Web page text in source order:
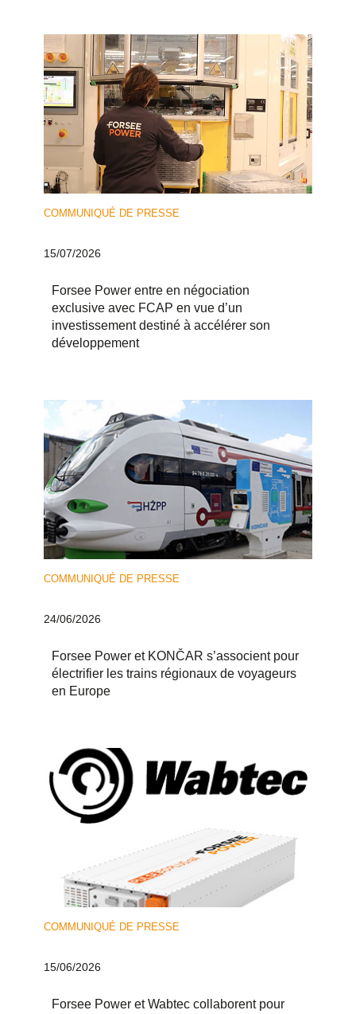
COMMUNIQUÉ DE PRESSE
15/07/2026
Forsee Power entre en négociation
exclusive avec FCAP en vue d’un
investissement destiné à accélérer son
développement
COMMUNIQUÉ DE PRESSE
24/06/2026
Forsee Power et KONČAR s’associent pour
électrifier les trains régionaux de voyageurs
en Europe
COMMUNIQUÉ DE PRESSE
15/06/2026
Forsee Power et Wabtec collaborent pour